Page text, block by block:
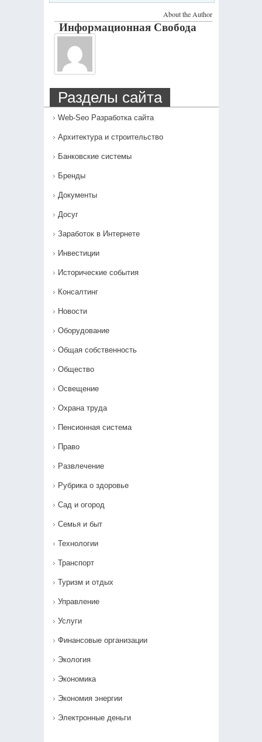
About the Author
Информационная Свобода
Разделы сайта
Web-Seo Разработка сайта
Архитектура и строительство
Банковские системы
Бренды
Документы
Досуг
Заработок в Интернете
Инвестиции
Исторические события
Консалтинг
Новости
Оборудование
Общая собственность
Общество
Освещение
Охрана труда
Пенсионная система
Право
Развлечение
Рубрика о здоровье
Сад и огород
Семья и быт
Технологии
Транспорт
Туризм и отдых
Управление
Услуги
Финансовые организации
Экология
Экономика
Экономия энергии
Электронные деньги